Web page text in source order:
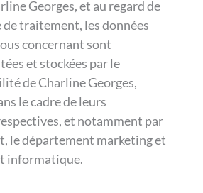
Georges, et au regard de
traitement, les données
concernant sont
et stockées par le
de Charline Georges,
le cadre de leurs
et notamment par
le département marketing et
informatique.